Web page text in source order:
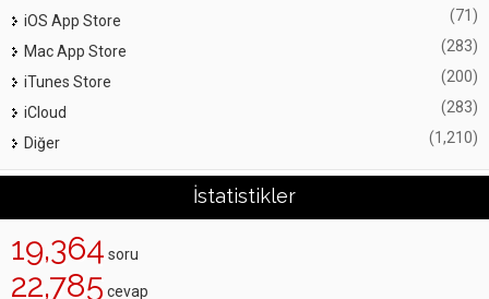
iOS App Store (71)
Mac App Store (283)
iTunes Store (200)
iCloud (283)
Diğer (1,210)
İstatistikler
19,364 soru
22,785 cevap